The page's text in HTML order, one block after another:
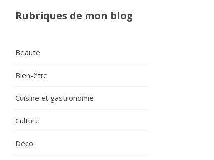
Rubriques de mon blog
Beauté
Bien-être
Cuisine et gastronomie
Culture
Déco